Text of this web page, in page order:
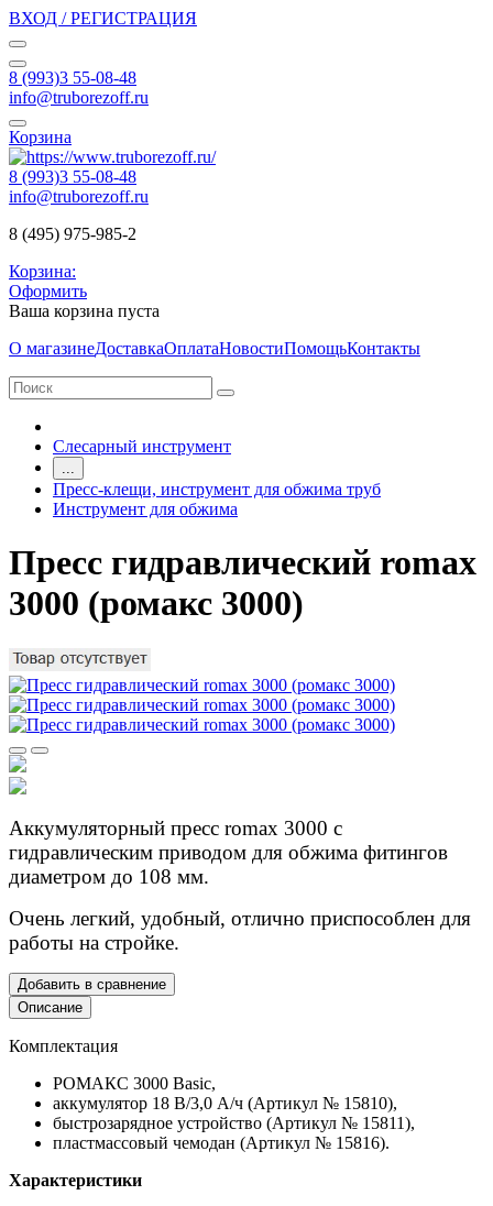
ВХОД / РЕГИСТРАЦИЯ
8 (993)3 55-08-48
info@truborezoff.ru
Корзина
8 (993)3 55-08-48
info@truborezoff.ru
8 (495) 975-985-2
Корзина:
Оформить
Ваша корзина пуста
О магазинеДоставкаОплатаНовостиПомощьКонтакты
Слесарный инструмент
...
Пресс-клещи, инструмент для обжима труб
Инструмент для обжима
Пресс гидравлический romax
3000 (ромакс 3000)
Аккумуляторный пресс romax 3000 с
гидравлическим приводом для обжима фитингов
диаметром до 108 мм.
Очень легкий, удобный, отлично приспособлен для
работы на стройке.
Добавить в сравнение
Описание
Комплектация
РОМАКС 3000 Basic,
аккумулятор 18 В/3,0 А/ч (Артикул № 15810),
быстрозарядное устройство (Артикул № 15811),
пластмассовый чемодан (Артикул № 15816).
Характеристики